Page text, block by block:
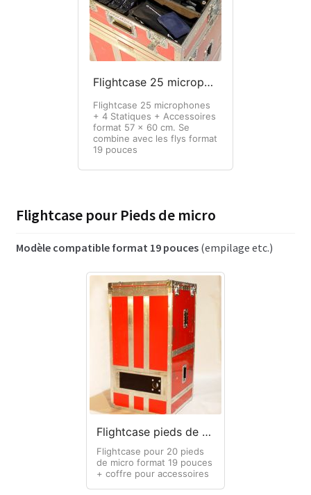
Flightcase 25 microphones + DI
Flightcase 25 microphones
+ 4 Statiques + Accessoires
format 57 x 60 cm. Se
combine avec les flys format
19 pouces
Flightcase pour Pieds de micro
Modèle compatible format 19 pouces(empilage etc.)
Flightcase pieds de micro format 19 pouces
Flightcase pour 20 pieds
de micro format 19 pouces
+ coffre pour accessoires